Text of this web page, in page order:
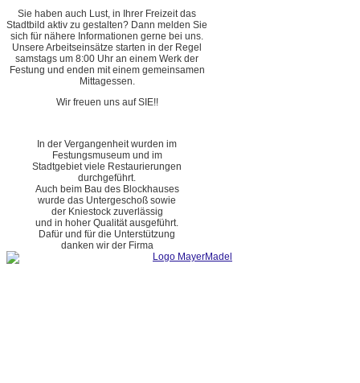
Sie haben auch Lust, in Ihrer Freizeit das
Stadtbild aktiv zu gestalten? Dann melden Sie
sich für nähere Informationen gerne bei uns.
Unsere Arbeitseinsätze starten in der Regel
samstags um 8:00 Uhr an einem Werk der
Festung und enden mit einem gemeinsamen
Mittagessen.
Wir freuen uns auf SIE!!
In der Vergangenheit wurden im
Festungsmuseum und im
Stadtgebiet viele Restaurierungen
durchgeführt.
Auch beim Bau des Blockhauses
wurde das Untergeschoß sowie
der Kniestock zuverlässig
und in hoher Qualität ausgeführt.
Dafür und für die Unterstützung
danken wir der Firma